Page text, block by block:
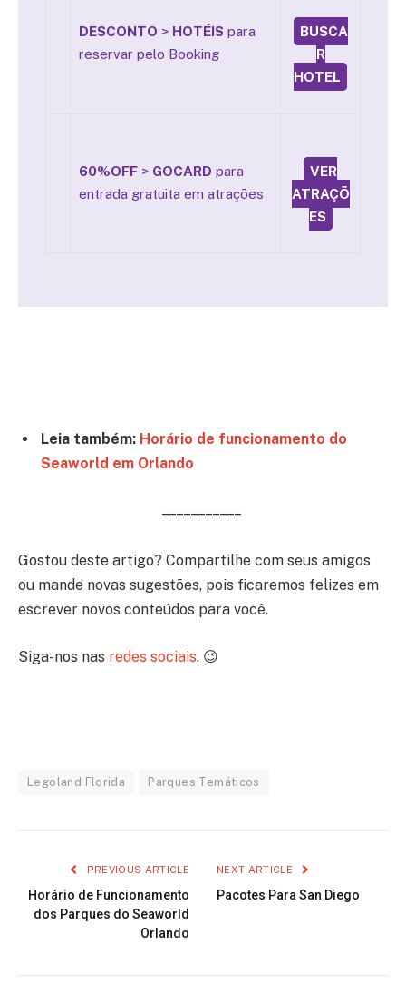
DESCONTO > HOTÉIS para
reservar pelo Booking
BUSCA
R
HOTEL
60%OFF > GOCARD para
entrada gratuita em atrações
VER
ATRAÇÕ
ES
Leia também: Horário de funcionamento do
Seaworld em Orlando
– – – – – – – – – – –
Gostou deste artigo? Compartilhe com seus amigos
ou mande novas sugestões, pois ficaremos felizes em
escrever novos conteúdos para você.
Siga-nos nas redes sociais. 😉
Legoland Florida Parques Temáticos
PREVIOUS ARTICLE
Horário de Funcionamento
dos Parques do Seaworld
Orlando
NEXT ARTICLE
Pacotes Para San Diego